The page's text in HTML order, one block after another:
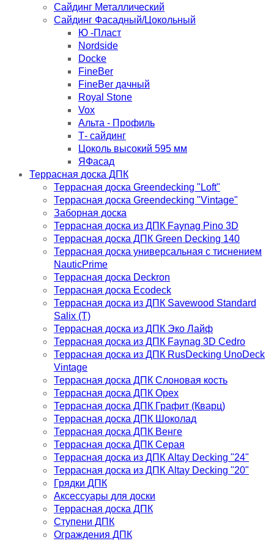
Сайдинг Металлический
Сайдинг Фасадный/Цокольный
Ю -Пласт
Nordside
Docke
FineBer
FineBer дачный
Royal Stone
Vox
Альта - Профиль
Т- сайдинг
Цоколь высокий 595 мм
ЯФасад
Террасная доска ДПК
Террасная доска Greendecking "Loft"
Террасная доска Greendecking "Vintage"
Заборная доска
Террасная доска из ДПК Faynag Pino 3D
Террасная доска ДПК Green Decking 140
Террасная доска универсальная с тиснением
NauticPrime
Террасная доска Deckron
Террасная доска Ecodeck
Террасная доска из ДПК Savewood Standard
Salix (T)
Террасная доска из ДПК Эко Лайф
Террасная доска из ДПК Faynag 3D Cedro
Террасная доска из ДПК RusDecking UnoDeck
Vintage
Террасная доска ДПК Слоновая кость
Террасная доска ДПК Орех
Террасная доска ДПК Графит (Кварц)
Террасная доска ДПК Шоколад
Террасная доска ДПК Венге
Террасная доска ДПК Серая
Террасная доска из ДПК Altay Decking "24"
Террасная доска из ДПК Altay Decking "20"
Грядки ДПК
Аксессуары для доски
Террасная доска ДПК
Ступени ДПК
Ограждения ДПК